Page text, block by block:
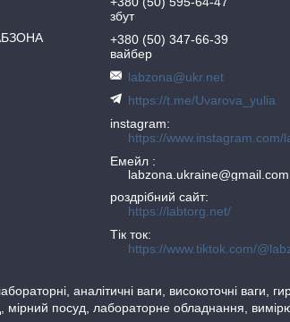
збут
+380 (50) 347-66-39
вайбер
labzona@ukr.net
https://t.me/Uvarova_yulia
instagram
https://www.instagram.com/
Емейл
labzona.ukraine@gmail.com
роздрібний сайт
https://labtorg.net/
Тік ток
https://www.tiktok.com/
аналітичні ваги, високоточні ваги,
мірний посуд, лабораторне обладнання,